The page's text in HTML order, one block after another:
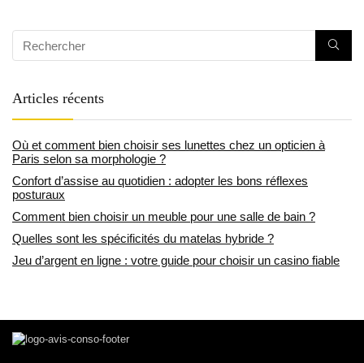
Articles récents
Où et comment bien choisir ses lunettes chez un opticien à
Paris selon sa morphologie ?
Confort d’assise au quotidien : adopter les bons réflexes
posturaux
Comment bien choisir un meuble pour une salle de bain ?
Quelles sont les spécificités du matelas hybride ?
Jeu d’argent en ligne : votre guide pour choisir un casino fiable